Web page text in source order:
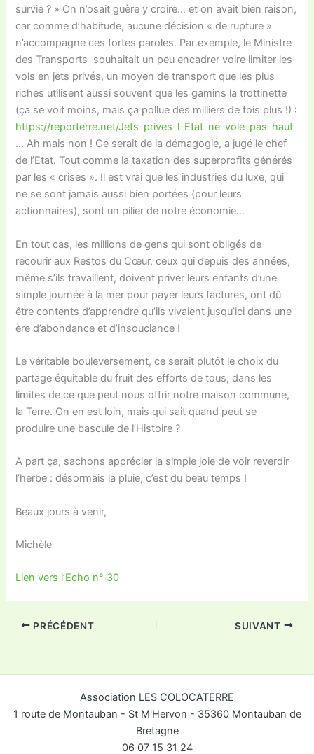
survie ? » On n’osait guère y croire… et on avait bien raison,
car comme d’habitude, aucune décision « de rupture »
n’accompagne ces fortes paroles. Par exemple, le Ministre
des Transports souhaitait un peu encadrer voire limiter les
vols en jets privés, un moyen de transport que les plus
riches utilisent aussi souvent que les gamins la trottinette
(ça se voit moins, mais ça pollue des milliers de fois plus !) :
https://reporterre.net/Jets-prives-l-Etat-ne-vole-pas-haut
… Ah mais non ! Ce serait de la démagogie, a jugé le chef
de l’Etat. Tout comme la taxation des superprofits générés
par les « crises ». Il est vrai que les industries du luxe, qui
ne se sont jamais aussi bien portées (pour leurs
actionnaires), sont un pilier de notre économie…
En tout cas, les millions de gens qui sont obligés de
recourir aux Restos du Cœur, ceux qui depuis des années,
même s’ils travaillent, doivent priver leurs enfants d’une
simple journée à la mer pour payer leurs factures, ont dû
être contents d’apprendre qu’ils vivaient jusqu’ici dans une
ère d’abondance et d’insouciance !
Le véritable bouleversement, ce serait plutôt le choix du
partage équitable du fruit des efforts de tous, dans les
limites de ce que peut nous offrir notre maison commune,
la Terre. On en est loin, mais qui sait quand peut se
produire une bascule de l’Histoire ?
A part ça, sachons apprécier la simple joie de voir reverdir
l’herbe : désormais la pluie, c’est du beau temps !
Beaux jours à venir,
Michèle
Lien vers l’Echo n° 30
PRÉCÉDENT SUIVANT
Association LES COLOCATERRE
1 route de Montauban - St M'Hervon - 35360 Montauban de
Bretagne
06 07 15 31 24